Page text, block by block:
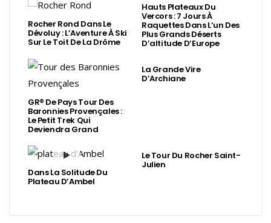
Rocher Rond Dans Le
Dévoluy : L’Aventure À Ski
Sur Le Toit De La Drôme
Hauts Plateaux Du
Vercors : 7 Jours À
Raquettes Dans L’un Des
Plus Grands Déserts
D’altitude D’Europe
GR® De Pays Tour Des
Baronnies Provençales :
Le Petit Trek Qui
Deviendra Grand
La Grande Vire
D’Archiane
Dans La Solitude Du
Plateau D’Ambel
Le Tour Du Rocher Saint-
Julien